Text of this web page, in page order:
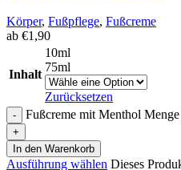
Körper, Fußpflege, Fußcreme
ab €1,90
Inhalt
10ml
75ml
Zurücksetzen
Fußcreme mit Menthol Menge
In den Warenkorb
Ausführung wählen Dieses